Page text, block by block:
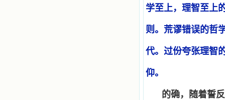
学至上，理智至上
则。荒谬错误的哲
代。过份夸张理智
仰。
的确，随着誓